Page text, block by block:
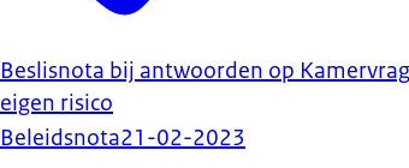
Beslisnota bij antwoorden op
eigen risico
Beleidsnota21-02-2023